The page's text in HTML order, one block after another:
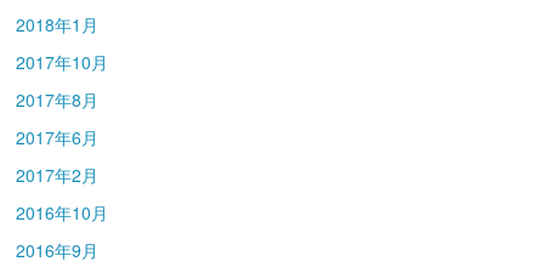
2018年1月
2017年10月
2017年8月
2017年6月
2017年2月
2016年10月
2016年9月